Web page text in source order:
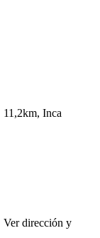
11,2km, Inca
Ver dirección y